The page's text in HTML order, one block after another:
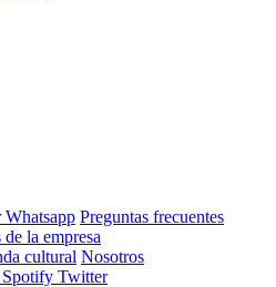
Whatsapp Preguntas frecuentes
de la empresa
cultural Nosotros
Spotify Twitter